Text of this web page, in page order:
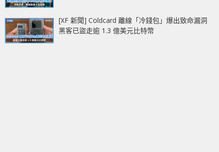
[XF 新聞] Coldcard 離線「冷錢包」爆出致命漏洞
黑客已盜走逾 1.3 億美元比特幣